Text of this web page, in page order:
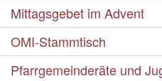
Mittagsgebet im Advent
OMI-Stammtisch
Pfarrgemeinderäte und